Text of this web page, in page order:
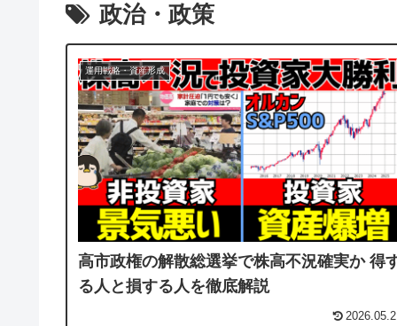
政治・政策
運用戦略・資産形成
高市政権の解散総選挙で株高不況確実か 得
る人と損する人を徹底解説